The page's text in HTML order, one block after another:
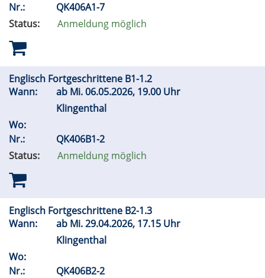
Nr.:
QK406A1-7
Status:
Anmeldung möglich
Englisch Fortgeschrittene B1-1.2
Wann:
ab Mi.06.05.2026, 19.00 Uhr
Klingenthal
Wo:
Nr.:
QK406B1-2
Status:
Anmeldung möglich
Englisch Fortgeschrittene B2-1.3
Wann:
ab Mi.29.04.2026, 17.15 Uhr
Klingenthal
Wo:
Nr.:
QK406B2-2